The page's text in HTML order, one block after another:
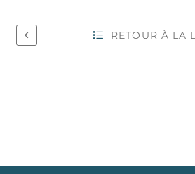
RETOUR À LA